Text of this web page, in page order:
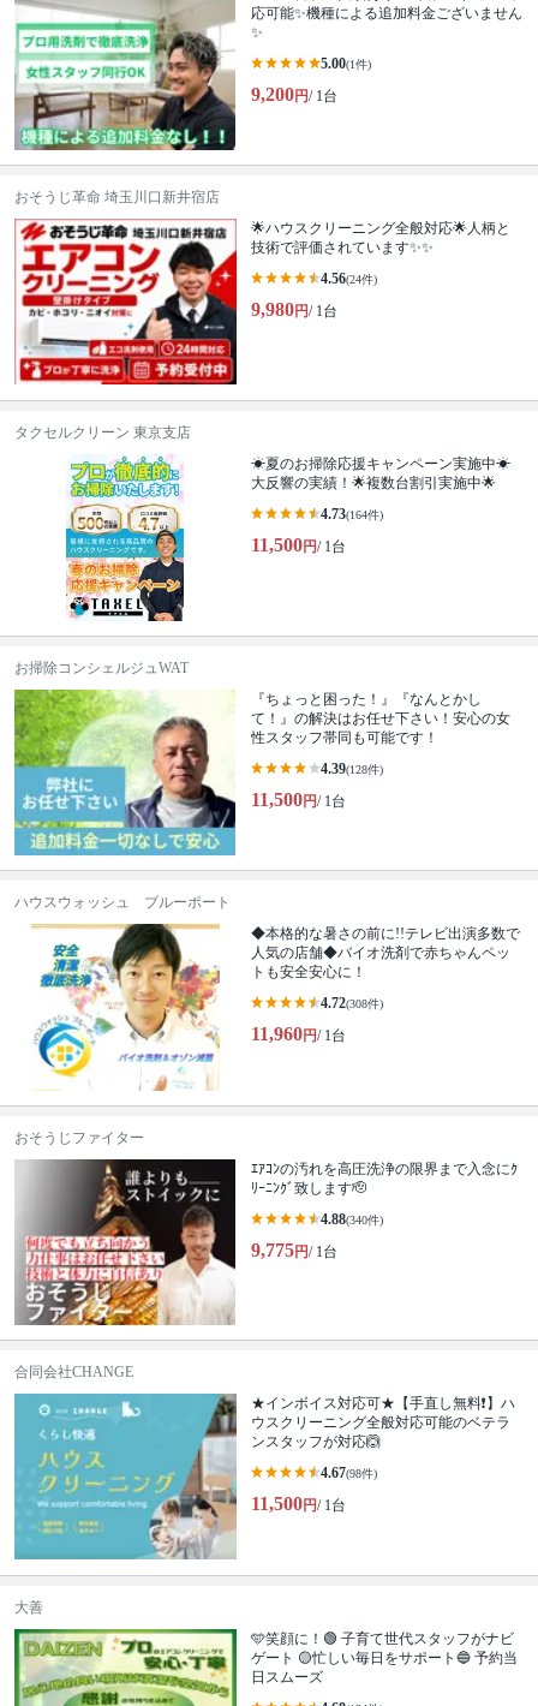
応可能✨機種による追加料金ございません
✨
5.00(1件)
9,200円/ 1台
おそうじ革命 埼玉川口新井宿店
🌟ハウスクリーニング全般対応🌟人柄と
技術で評価されています✨✨
4.56(24件)
9,980円/ 1台
タクセルクリーン 東京支店
☀夏のお掃除応援キャンペーン実施中☀
大反響の実績！🌟複数台割引実施中🌟
4.73(164件)
11,500円/ 1台
お掃除コンシェルジュWAT
『ちょっと困った！』『なんとかし
て！』の解決はお任せ下さい！安心の女
性スタッフ帯同も可能です！
4.39(128件)
11,500円/ 1台
ハウスウォッシュ ブルーポート
◆本格的な暑さの前に!!テレビ出演多数で
人気の店舗◆バイオ洗剤で赤ちゃんペッ
トも安全安心に！
4.72(308件)
11,960円/ 1台
おそうじファイター
ｴｱｺﾝの汚れを高圧洗浄の限界まで入念にｸ
ﾘｰﾆﾝｸﾞ致します🫡
4.88(340件)
9,775円/ 1台
合同会社CHANGE
★インボイス対応可★【手直し無料❗️】ハ
ウスクリーニング全般対応可能のベテラ
ンスタッフが対応🙆
4.67(98件)
11,500円/ 1台
大善
🩵笑顔に！🟢 子育て世代スタッフがナビ
ゲート 🟡忙しい毎日をサポート🔵 予約当
日スムーズ